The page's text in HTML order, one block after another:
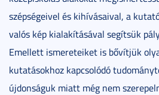
szépségeivel és kihívásaival, a
valós kép kialakításával segítsük
Emellett ismereteiket is bővítjük
kutatásokhoz kapcsolódó
újdonságuk miatt még nem